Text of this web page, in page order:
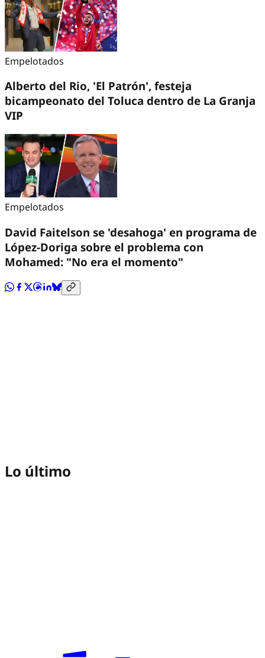
Empelotados
Alberto del Rio, 'El Patrón', festeja
bicampeonato del Toluca dentro de La Granja
VIP
Empelotados
David Faitelson se 'desahoga' en programa de
López-Doriga sobre el problema con
Mohamed: "No era el momento"
Lo último